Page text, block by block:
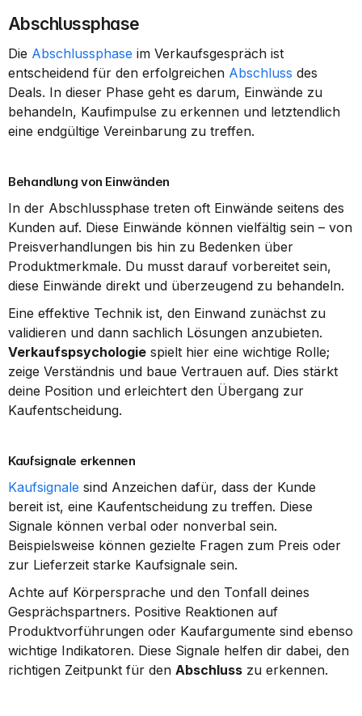
Abschlussphase
Die Abschlussphase im Verkaufsgespräch ist
entscheidend für den erfolgreichen Abschluss des
Deals. In dieser Phase geht es darum, Einwände zu
behandeln, Kaufimpulse zu erkennen und letztendlich
eine endgültige Vereinbarung zu treffen.
Behandlung von Einwänden
In der Abschlussphase treten oft Einwände seitens des
Kunden auf. Diese Einwände können vielfältig sein – von
Preisverhandlungen bis hin zu Bedenken über
Produktmerkmale. Du musst darauf vorbereitet sein,
diese Einwände direkt und überzeugend zu behandeln.
Eine effektive Technik ist, den Einwand zunächst zu
Verkaufspsychologie spielt hier eine wichtige Rolle;
zeige Verständnis und baue Vertrauen auf. Dies stärkt
deine Position und erleichtert den Übergang zur
Kaufentscheidung.
Kaufsignale erkennen
Kaufsignale sind Anzeichen dafür, dass der Kunde
bereit ist, eine Kaufentscheidung zu treffen. Diese
Signale können verbal oder nonverbal sein.
Beispielsweise können gezielte Fragen zum Preis oder
zur Lieferzeit starke Kaufsignale sein.
Achte auf Körpersprache und den Tonfall deines
Gesprächspartners. Positive Reaktionen auf
Produktvorführungen oder Kaufargumente sind ebenso
wichtige Indikatoren. Diese Signale helfen dir dabei, den
richtigen Zeitpunkt für den Abschluss zu erkennen.